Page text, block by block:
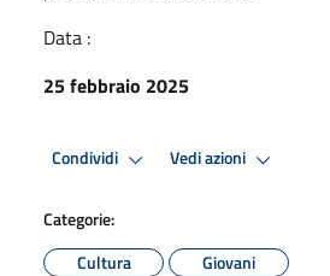
Data :
25 febbraio 2025
Condividi Vedi azioni
Categorie:
Cultura
Giovani